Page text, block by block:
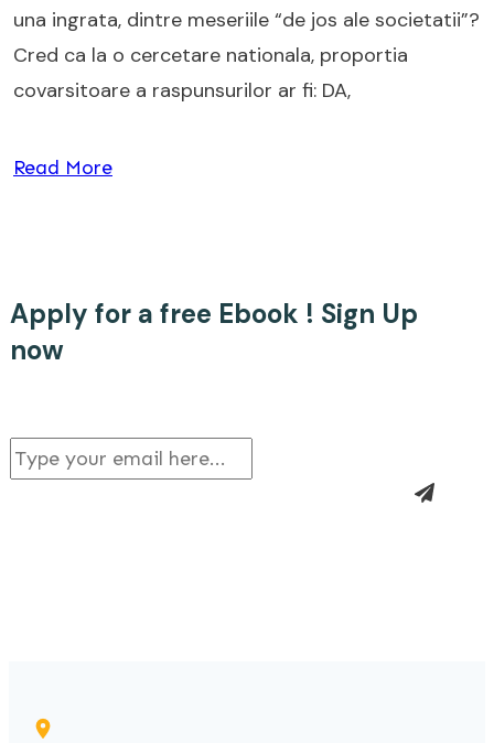
una ingrata, dintre meseriile “de jos ale societatii”?
Cred ca la o cercetare nationala, proportia
covarsitoare a raspunsurilor ar fi: DA,
Read More
Apply for a free Ebook ! Sign Up
now